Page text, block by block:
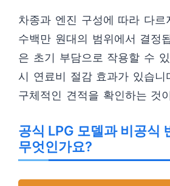
차종과 엔진 구성에 따라 다르
수백만 원대의 범위에서 결정
은 초기 부담으로 작용할 수
시 연료비 절감 효과가 있습니
구체적인 견적을 확인하는 것
공식 LPG 모델과 비공식
무엇인가요?